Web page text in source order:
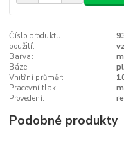
Číslo produktu:
použití:
Barva:
Báze:
Vnitřní průměr:
Pracovní tlak:
Provedení:
Podobné produkty